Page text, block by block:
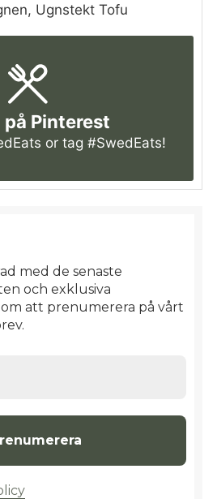
Ugnstekt Tofu
på Pinterest
or tag #SwedEats!
med de senaste
och exklusiva
att prenumerera på vårt